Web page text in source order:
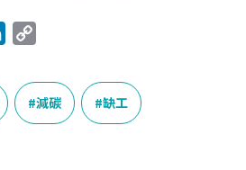
k
p
y
L
減碳 缺工